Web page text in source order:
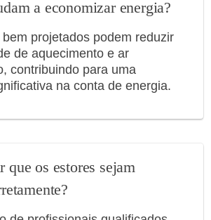
a economizar energia?
projetados podem reduzir
de aquecimento e ar
contribuindo para uma
na conta de energia.
que os estores sejam